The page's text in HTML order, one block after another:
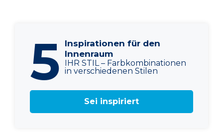
5 Inspirationen für den
Innenraum
IHR STIL – Farbkombinationen
in verschiedenen Stilen
Sei inspiriert